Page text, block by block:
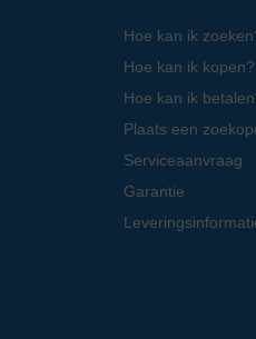
Hoe kan ik
Hoe kan ik kopen?
Hoe kan ik
Plaats een
Serviceaanvraag
Garantie